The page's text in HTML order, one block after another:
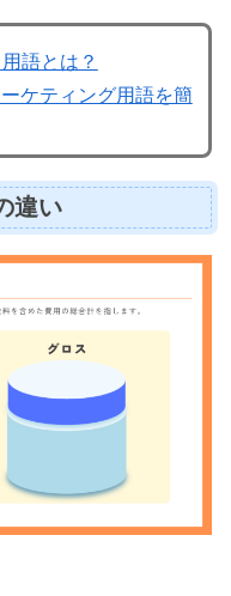
語とは？
ケティング用語を簡
違い